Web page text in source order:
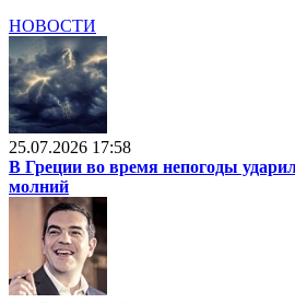
НОВОСТИ
25.07.2026 17:58
В Греции во время непогоды
молний